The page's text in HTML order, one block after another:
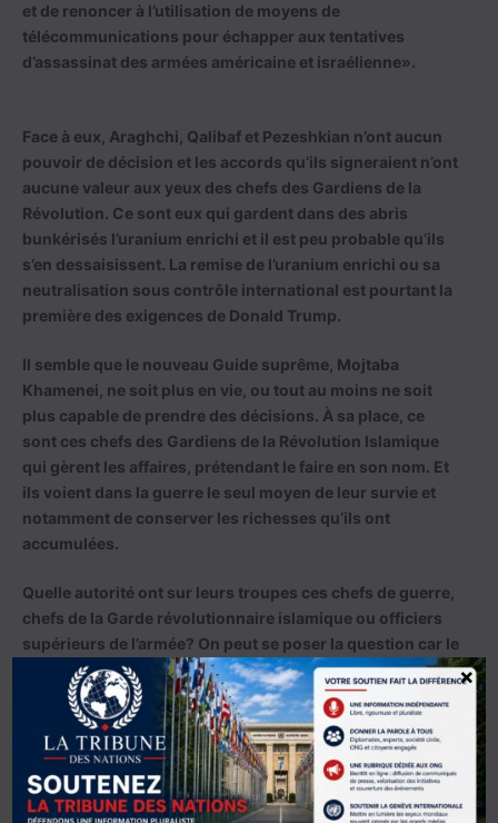
et de renoncer à l’utilisation de moyens de
télécommunications pour échapper aux tentatives
d’assassinat des armées américaine et israélienne».
Face à eux, Araghchi, Qalibaf et Pezeshkian n’ont aucun
pouvoir de décision et les accords qu’ils signeraient n’ont
aucune valeur aux yeux des chefs des Gardiens de la
Révolution. Ce sont eux qui gardent dans des abris
bunkérisés l’uranium enrichi et il est peu probable qu’ils
s’en dessaisissent. La remise de l’uranium enrichi ou sa
neutralisation sous contrôle international est pourtant la
première des exigences de Donald Trump.
Il semble que le nouveau Guide suprême, Mojtaba
Khamenei, ne soit plus en vie, ou tout au moins ne soit
plus capable de prendre des décisions. À sa place, ce
sont ces chefs des Gardiens de la Révolution Islamique
qui gèrent les affaires, prétendant le faire en son nom. Et
ils voient dans la guerre le seul moyen de leur survie et
notamment de conserver les richesses qu’ils ont
accumulées.
Quelle autorité ont sur leurs troupes ces chefs de guerre,
chefs de la Garde révolutionnaire islamique ou officiers
supérieurs de l’armée? On peut se poser la question car le
ressentiment envers eux de la part de leurs subordonnés
est très fort. Ils leur reprochent de se cacher avec leurs
familles dans des zones sûres loin des bombardements,
alors qu’eux, les officiers de rang inférieur et les soldats,
sont maintenus au sein de bases qu’ils savent être la cible
de frappes. Ils ont le sentiment d’être utilisés comme
×